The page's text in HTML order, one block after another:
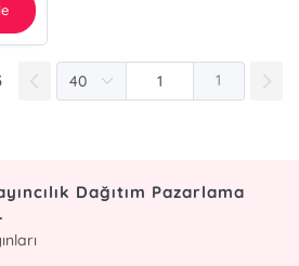
1
Dağıtım Pazarlama